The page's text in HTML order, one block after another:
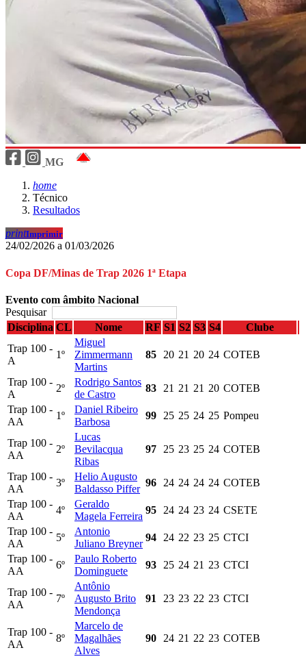
MG
home
Técnico
Resultados
printImprimir
24/02/2026 a 01/03/2026
Copa DF/Minas de Trap 2026 1ª Etapa
Evento com âmbito Nacional
Pesquisar
Disciplina CL Nome RF S1 S2 S3 S4
Clube
Trap 100 -
A
1º
Miguel
Zimmermann
Martins
85 20 21 20 24 COTEB
Trap 100 -
A
2º
Rodrigo Santos
de Castro
83 21 21 21 20 COTEB
Trap 100 -
AA
1º
Daniel Ribeiro
Barbosa
99 25 25 24 25 Pompeu
Trap 100 -
AA
2º
Lucas
Bevilacqua
Ribas
97 25 23 25 24 COTEB
Trap 100 -
AA
3º
Helio Augusto
Baldasso Piffer
96 24 24 24 24 COTEB
Trap 100 -
AA
4º
Geraldo
Magela Ferreira
95 24 24 23 24 CSETE
Trap 100 -
AA
5º
Antonio
Juliano Breyner
94 24 22 23 25 CTCI
Trap 100 -
AA
6º
Paulo Roberto
Dominguete
93 25 24 21 23 CTCI
Trap 100 -
AA
7º
Antônio
Augusto Brito
Mendonça
91 23 23 22 23 CTCI
Trap 100 -
AA
8º
Marcelo de
Magalhães
Alves
90 24 21 22 23 COTEB